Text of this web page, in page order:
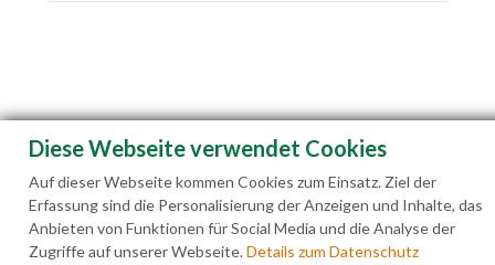
Diese Webseite verwendet Cookies
Auf dieser Webseite kommen Cookies zum Einsatz. Ziel der
Erfassung sind die Personalisierung der Anzeigen und Inhalte, das
Anbieten von Funktionen für Social Media und die Analyse der
Zugriffe auf unserer Webseite.Details zum Datenschutz